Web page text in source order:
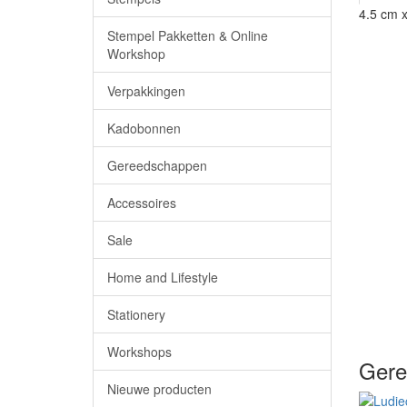
Stempel Pakketten & Online
Workshop
Verpakkingen
Kadobonnen
Gereedschappen
Accessoires
Sale
Home and Lifestyle
Stationery
Workshops
Nieuwe producten
4.5 cm